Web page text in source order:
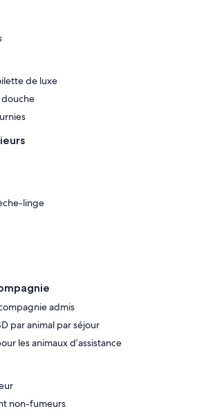
de luxe
douche
linge
admis
par animal par séjour
les animaux d’assistance
non-fumeurs